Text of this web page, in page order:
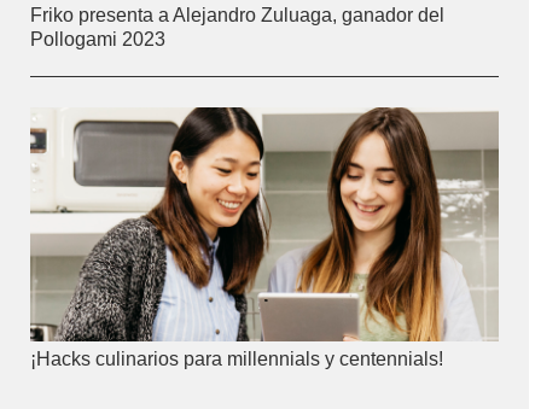
Friko presenta a Alejandro Zuluaga, ganador del
Pollogami 2023
¡Hacks culinarios para millennials y centennials!